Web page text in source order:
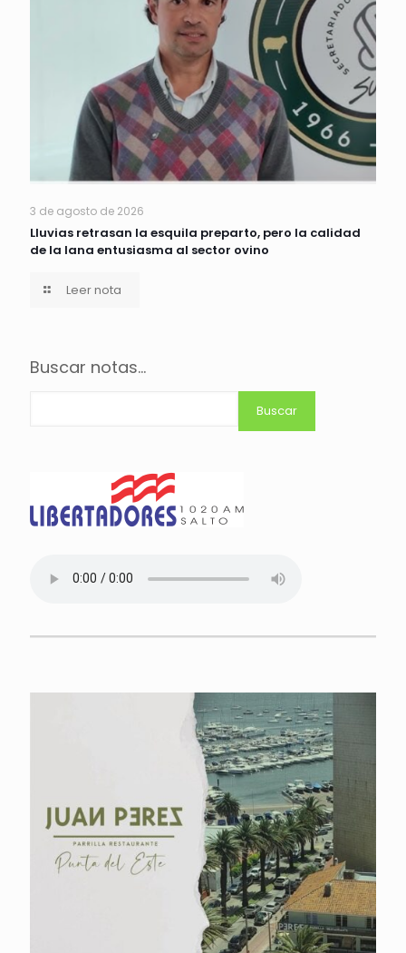
3 de agosto de 2026
Lluvias retrasan la esquila preparto, pero la calidad
de la lana entusiasma al sector ovino
Leer nota
Buscar notas...
Buscar